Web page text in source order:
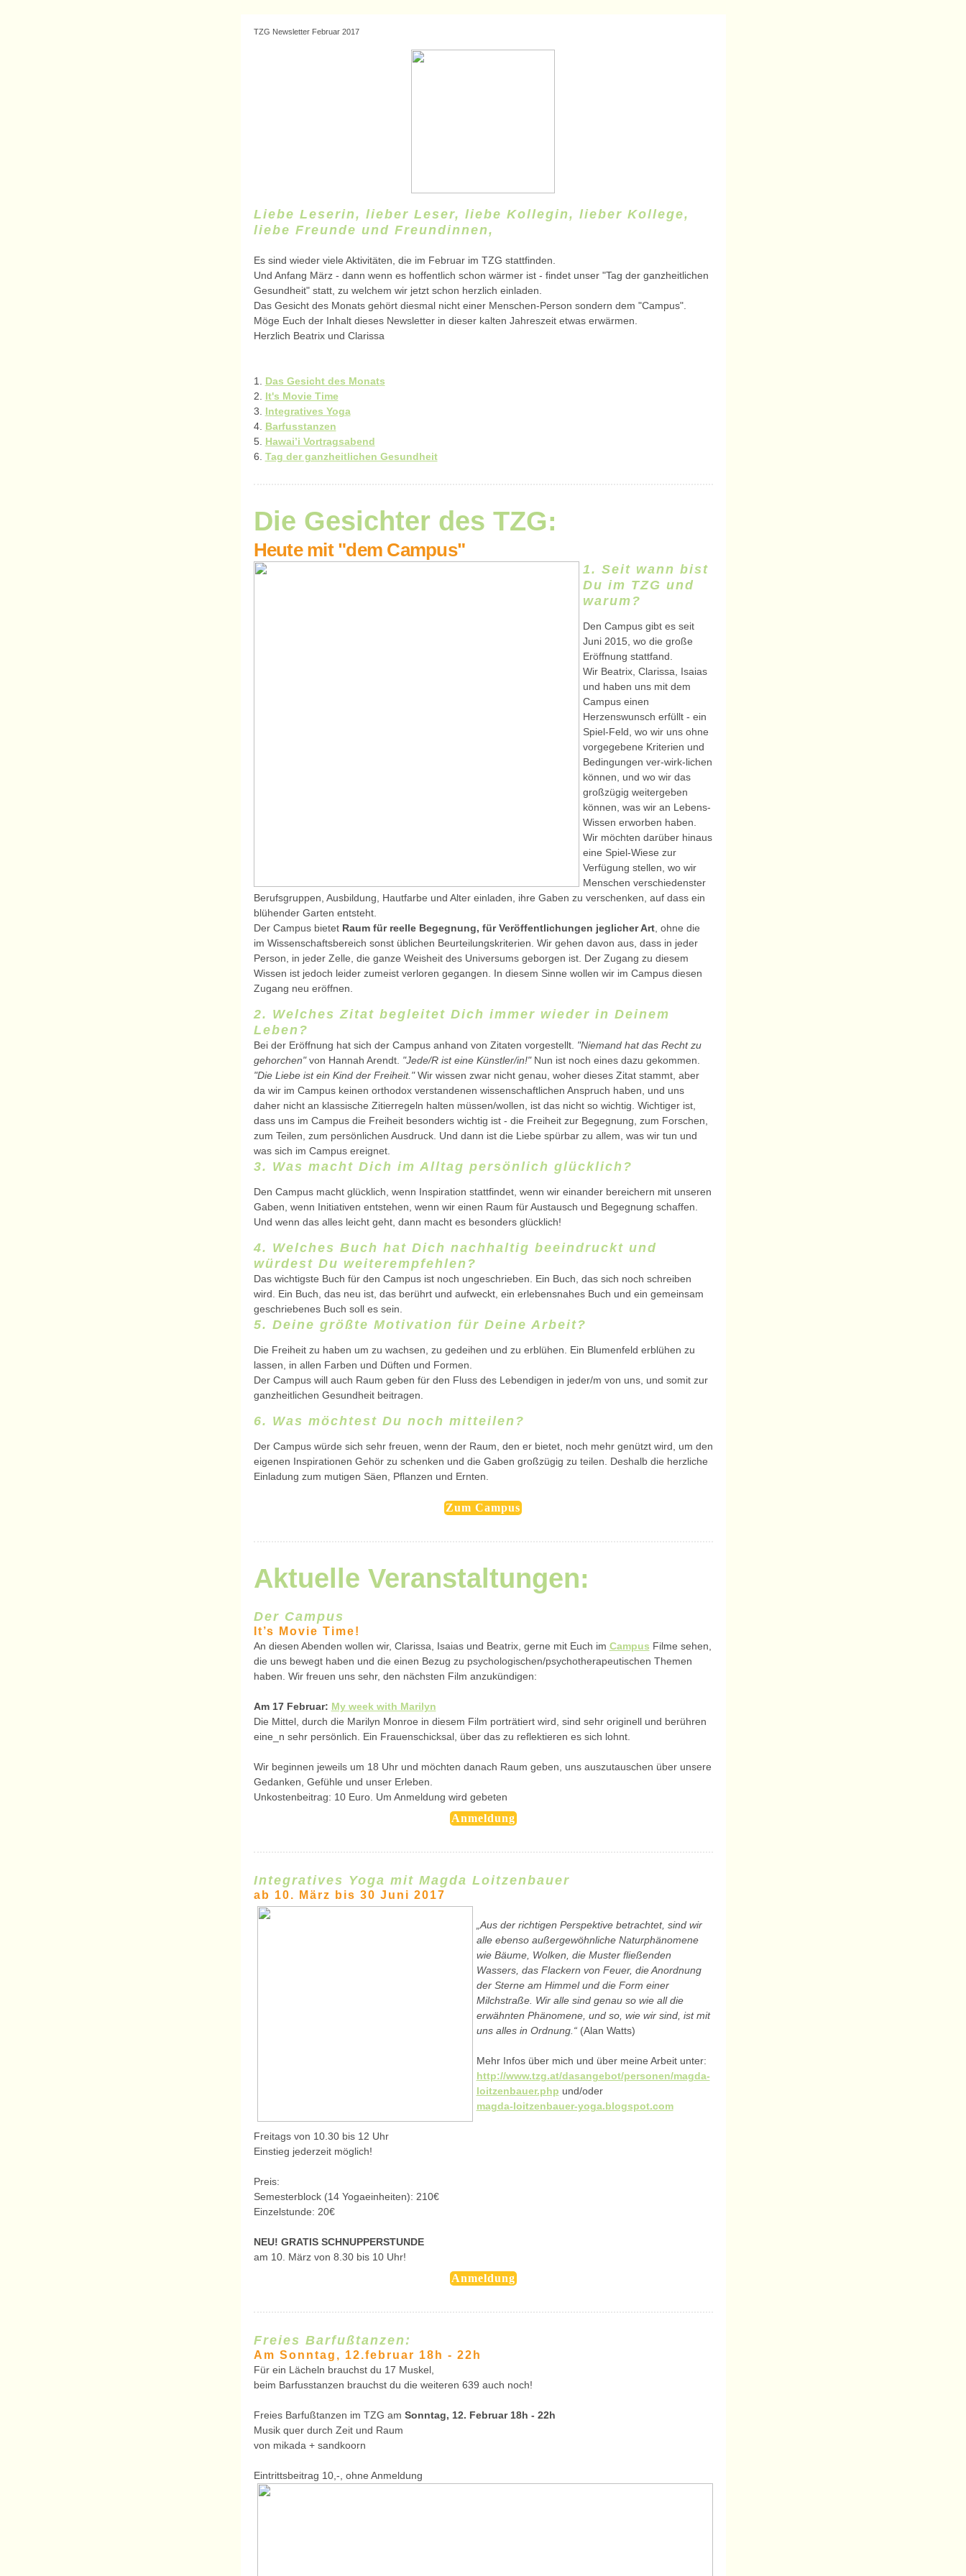
TZG Newsletter Februar 2017
Liebe Leserin, lieber Leser, liebe Kollegin, lieber Kollege,
liebe Freunde und Freundinnen,
Es sind wieder viele Aktivitäten, die im Februar im TZG stattfinden.
Und Anfang März - dann wenn es hoffentlich schon wärmer ist - findet unser "Tag der ganzheitlichen
Gesundheit" statt, zu welchem wir jetzt schon herzlich einladen.
Das Gesicht des Monats gehört diesmal nicht einer Menschen-Person sondern dem "Campus".
Möge Euch der Inhalt dieses Newsletter in dieser kalten Jahreszeit etwas erwärmen.
Herzlich Beatrix und Clarissa
1. Das Gesicht des Monats
2. It's Movie Time
3. Integratives Yoga
4. Barfusstanzen
5. Hawai’i Vortragsabend
6. Tag der ganzheitlichen Gesundheit
Die Gesichter des TZG:
Heute mit "dem Campus"
1. Seit wann bist
Du im TZG und
warum?
Den Campus gibt es seit
Juni 2015, wo die große
Eröffnung stattfand.
Wir Beatrix, Clarissa, Isaias
und haben uns mit dem
Campus einen
Herzenswunsch erfüllt - ein
Spiel-Feld, wo wir uns ohne
vorgegebene Kriterien und
Bedingungen ver-wirk-lichen
können, und wo wir das
großzügig weitergeben
können, was wir an Lebens-
Wissen erworben haben.
Wir möchten darüber hinaus
eine Spiel-Wiese zur
Verfügung stellen, wo wir
Menschen verschiedenster
Berufsgruppen, Ausbildung, Hautfarbe und Alter einladen, ihre Gaben zu verschenken, auf dass ein
blühender Garten entsteht.
Der Campus bietet Raum für reelle Begegnung, für Veröffentlichungen jeglicher Art, ohne die
im Wissenschaftsbereich sonst üblichen Beurteilungskriterien. Wir gehen davon aus, dass in jeder
Person, in jeder Zelle, die ganze Weisheit des Universums geborgen ist. Der Zugang zu diesem
Wissen ist jedoch leider zumeist verloren gegangen. In diesem Sinne wollen wir im Campus diesen
Zugang neu eröffnen.
2. Welches Zitat begleitet Dich immer wieder in Deinem
Leben?
Bei der Eröffnung hat sich der Campus anhand von Zitaten vorgestellt. "Niemand hat das Recht zu
gehorchen"von Hannah Arendt. "Jede/R ist eine Künstler/in!"Nun ist noch eines dazu gekommen.
"Die Liebe ist ein Kind der Freiheit."Wir wissen zwar nicht genau, woher dieses Zitat stammt, aber
da wir im Campus keinen orthodox verstandenen wissenschaftlichen Anspruch haben, und uns
daher nicht an klassische Zitierregeln halten müssen/wollen, ist das nicht so wichtig. Wichtiger ist,
dass uns im Campus die Freiheit besonders wichtig ist - die Freiheit zur Begegnung, zum Forschen,
zum Teilen, zum persönlichen Ausdruck. Und dann ist die Liebe spürbar zu allem, was wir tun und
was sich im Campus ereignet.
3. Was macht Dich im Alltag persönlich glücklich?
Den Campus macht glücklich, wenn Inspiration stattfindet, wenn wir einander bereichern mit unseren
Gaben, wenn Initiativen entstehen, wenn wir einen Raum für Austausch und Begegnung schaffen.
Und wenn das alles leicht geht, dann macht es besonders glücklich!
4. Welches Buch hat Dich nachhaltig beeindruckt und
würdest Du weiterempfehlen?
Das wichtigste Buch für den Campus ist noch ungeschrieben. Ein Buch, das sich noch schreiben
wird. Ein Buch, das neu ist, das berührt und aufweckt, ein erlebensnahes Buch und ein gemeinsam
geschriebenes Buch soll es sein.
5. Deine größte Motivation für Deine Arbeit?
Die Freiheit zu haben um zu wachsen, zu gedeihen und zu erblühen. Ein Blumenfeld erblühen zu
lassen, in allen Farben und Düften und Formen.
Der Campus will auch Raum geben für den Fluss des Lebendigen in jeder/m von uns, und somit zur
ganzheitlichen Gesundheit beitragen.
6. Was möchtest Du noch mitteilen?
Der Campus würde sich sehr freuen, wenn der Raum, den er bietet, noch mehr genützt wird, um den
eigenen Inspirationen Gehör zu schenken und die Gaben großzügig zu teilen. Deshalb die herzliche
Einladung zum mutigen Säen, Pflanzen und Ernten.
Zum Campus
Aktuelle Veranstaltungen:
Der Campus
It’s Movie Time!
An diesen Abenden wollen wir, Clarissa, Isaias und Beatrix, gerne mit Euch im Campus Filme sehen,
die uns bewegt haben und die einen Bezug zu psychologischen/psychotherapeutischen Themen
haben. Wir freuen uns sehr, den nächsten Film anzukündigen:
Am 17 Februar: My week with Marilyn
Die Mittel, durch die Marilyn Monroe in diesem Film porträtiert wird, sind sehr originell und berühren
eine_n sehr persönlich. Ein Frauenschicksal, über das zu reflektieren es sich lohnt.
Wir beginnen jeweils um 18 Uhr und möchten danach Raum geben, uns auszutauschen über unsere
Gedanken, Gefühle und unser Erleben.
Unkostenbeitrag: 10 Euro. Um Anmeldung wird gebeten
Anmeldung
Integratives Yoga mit Magda Loitzenbauer
ab 10. März bis 30 Juni 2017
„Aus der richtigen Perspektive betrachtet, sind wir
alle ebenso außergewöhnliche Naturphänomene
wie Bäume, Wolken, die Muster fließenden
Wassers, das Flackern von Feuer, die Anordnung
der Sterne am Himmel und die Form einer
Milchstraße. Wir alle sind genau so wie all die
erwähnten Phänomene, und so, wie wir sind, ist mit
uns alles in Ordnung.“ (Alan Watts)
Mehr Infos über mich und über meine Arbeit unter:
http://www.tzg.at/dasangebot/personen/magda-
loitzenbauer.php und/oder
magda-loitzenbauer-yoga.blogspot.com
Freitags von 10.30 bis 12 Uhr
Einstieg jederzeit möglich!
Preis:
Semesterblock (14 Yogaeinheiten): 210€
Einzelstunde: 20€
NEU! GRATIS SCHNUPPERSTUNDE
am 10. März von 8.30 bis 10 Uhr!
Anmeldung
Freies Barfußtanzen:
Am Sonntag, 12.februar 18h - 22h
Für ein Lächeln brauchst du 17 Muskel,
beim Barfusstanzen brauchst du die weiteren 639 auch noch!
Freies Barfußtanzen im TZG am Sonntag, 12. Februar 18h - 22h
Musik quer durch Zeit und Raum
von mikada + sandkoorn
Eintrittsbeitrag 10,-, ohne Anmeldung